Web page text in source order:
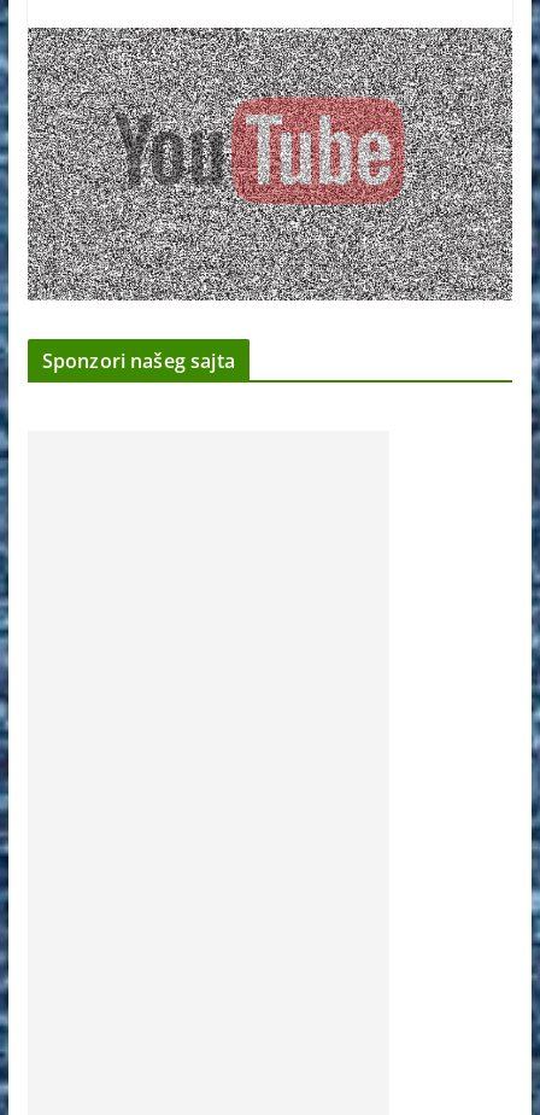
Sponzori našeg sajta